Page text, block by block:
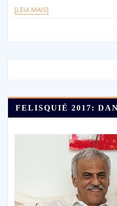
[LEIA MAIS]
FELISQUIÉ 2017: